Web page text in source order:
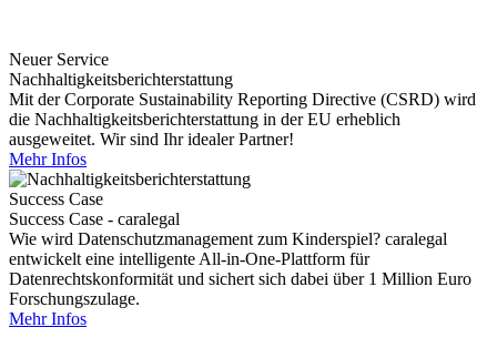
Neuer Service
Nachhaltigkeitsberichterstattung
Mit der Corporate Sustainability Reporting Directive (CSRD) wird
die Nachhaltigkeitsberichterstattung in der EU erheblich
ausgeweitet. Wir sind Ihr idealer Partner!
Mehr Infos
Success Case
Success Case - caralegal
Wie wird Datenschutzmanagement zum Kinderspiel? caralegal
entwickelt eine intelligente All-in-One-Plattform für
Datenrechtskonformität und sichert sich dabei über 1 Million Euro
Forschungszulage.
Mehr Infos